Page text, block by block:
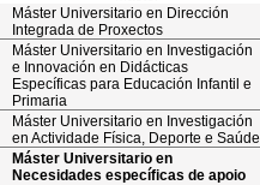
Máster Universitario en Dirección
Integrada de Proxectos
Máster Universitario en Investigación
e Innovación en Didácticas
Específicas para Educación Infantil e
Primaria
Máster Universitario en Investigación
en Actividade Física, Deporte e Saúde
Máster Universitario en
Necesidades específicas de apoio